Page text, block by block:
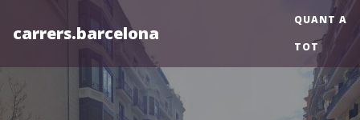
carrers.barcelona
QUANT A
TOT